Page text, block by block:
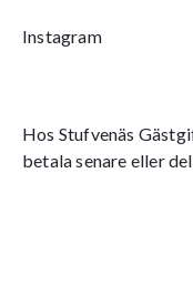
Instagram
Hos Stufvenäs
betala senare eller